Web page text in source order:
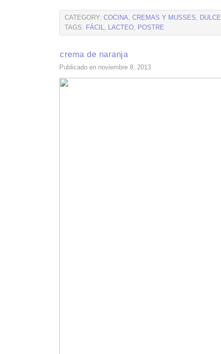
CATEGORY: COCINA, CREMAS Y MUSSES,
TAGS: FÁCIL, LACTEO, POSTRE
crema de naranja
Publicado en noviembre 8, 2013